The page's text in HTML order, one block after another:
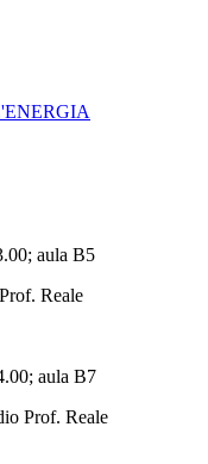
aula B5
Reale
aula B7
Prof. Reale